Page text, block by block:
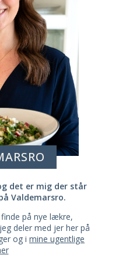
det er mig der står
Valdemarsro.
på nye lækre,
deler med jer her på
og i mine ugentlige